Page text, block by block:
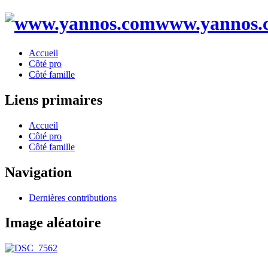
Accueil
Côté pro
Côté famille
Liens primaires
Accueil
Côté pro
Côté famille
Navigation
Dernières contributions
Image aléatoire